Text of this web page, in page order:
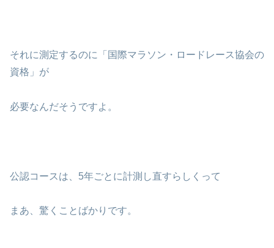
それに測定するのに「国際マラソン・ロードレース協会の
資格」が
必要なんだそうですよ。
公認コースは、5年ごとに計測し直すらしくって
まあ、驚くことばかりです。